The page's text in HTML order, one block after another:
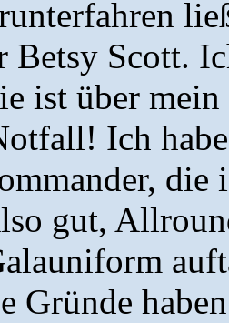
Scott.
ist über
Ich
gut,
Gründe